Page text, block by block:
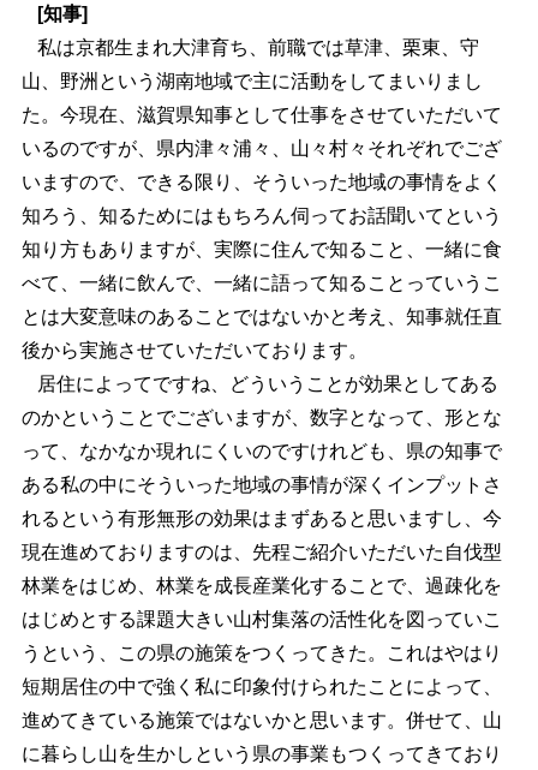
[知事]
私は京都生まれ大津育ち、前職では草津、栗東、守
山、野洲という湖南地域で主に活動をしてまいりまし
た。今現在、滋賀県知事として仕事をさせていただいて
いるのですが、県内津々浦々、山々村々それぞれでござ
いますので、できる限り、そういった地域の事情をよく
知ろう、知るためにはもちろん伺ってお話聞いてという
知り方もありますが、実際に住んで知ること、一緒に食
べて、一緒に飲んで、一緒に語って知ることっていうこ
とは大変意味のあることではないかと考え、知事就任直
後から実施させていただいております。
居住によってですね、どういうことが効果としてある
のかということでございますが、数字となって、形とな
って、なかなか現れにくいのですけれども、県の知事で
ある私の中にそういった地域の事情が深くインプットさ
れるという有形無形の効果はまずあると思いますし、今
現在進めておりますのは、先程ご紹介いただいた自伐型
林業をはじめ、林業を成長産業化することで、過疎化を
はじめとする課題大きい山村集落の活性化を図っていこ
うという、この県の施策をつくってきた。これはやはり
短期居住の中で強く私に印象付けられたことによって、
進めてきている施策ではないかと思います。併せて、山
に暮らし山を生かしという県の事業もつくってきており